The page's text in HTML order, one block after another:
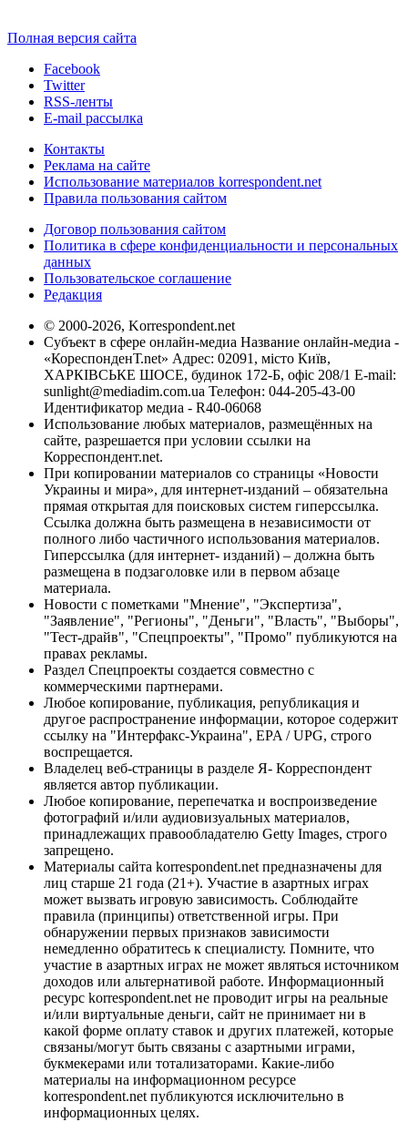
Полная версия сайта
Facebook
Twitter
RSS-ленты
E-mail рассылка
Контакты
Реклама на сайте
Использование материалов korrespondent.net
Правила пользования сайтом
Договор пользования сайтом
Политика в сфере конфиденциальности и персональных
данных
Пользовательское соглашение
Редакция
© 2000-2026, Korrespondent.net
Субъект в сфере онлайн-медиа Название онлайн-медиа -
«КореспонденТ.net» Адрес: 02091, місто Київ,
ХАРКІВСЬКЕ ШОСЕ, будинок 172-Б, офіс 208/1 E-mail:
sunlight@mediadim.com.ua Телефон: 044-205-43-00
Идентификатор медиа - R40-06068
Использование любых материалов, размещённых на
сайте, разрешается при условии ссылки на
Корреспондент.net.
При копировании материалов со страницы «Новости
Украины и мира», для интернет-изданий – обязательна
прямая открытая для поисковых систем гиперссылка.
Ссылка должна быть размещена в независимости от
полного либо частичного использования материалов.
Гиперссылка (для интернет- изданий) – должна быть
размещена в подзаголовке или в первом абзаце
материала.
Новости с пометками "Мнение", "Экспертиза",
"Заявление", "Регионы", "Деньги", "Власть", "Выборы",
"Тест-драйв", "Спецпроекты", "Промо" публикуются на
правах рекламы.
Раздел Спецпроекты создается совместно с
коммерческими партнерами.
Любое копирование, публикация, републикация и
другое распространение информации, которое содержит
ссылку на "Интерфакс-Украина", EPA / UPG, строго
воспрещается.
Владелец веб-страницы в разделе Я- Корреспондент
является автор публикации.
Любое копирование, перепечатка и воспроизведение
фотографий и/или аудиовизуальных материалов,
принадлежащих правообладателю Getty Images, строго
запрещено.
Материалы сайта korrespondent.net предназначены для
лиц старше 21 года (21+). Участие в азартных играх
может вызвать игровую зависимость. Соблюдайте
правила (принципы) ответственной игры. При
обнаружении первых признаков зависимости
немедленно обратитесь к специалисту. Помните, что
участие в азартных играх не может являться источником
доходов или альтернативой работе. Информационный
ресурс korrespondent.net не проводит игры на реальные
и/или виртуальные деньги, сайт не принимает ни в
какой форме оплату ставок и других платежей, которые
связаны/могут быть связаны с азартными играми,
букмекерами или тотализаторами. Какие-либо
материалы на информационном ресурсе
korrespondent.net публикуются исключительно в
информационных целях.